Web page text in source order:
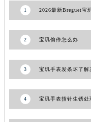
江西省九江市浔
江西省新余市渝
江西省鹰潭市月
1 2026最新Breguet宝
2 宝玑偷停怎么办
3 宝玑手表发条坏了解
4 宝玑手表指针生锈处